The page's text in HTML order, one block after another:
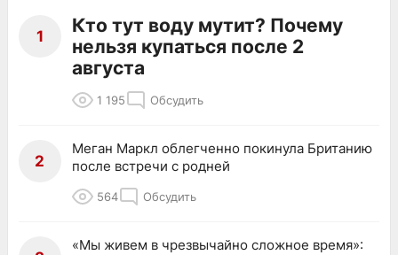
1
Кто тут воду мутит? Почему
нельзя купаться после 2
августа
1 195 Обсудить
2
Меган Маркл облегченно покинула Британию
после встречи с родней
564 Обсудить
«Мы живем в чрезвычайно сложное время»: